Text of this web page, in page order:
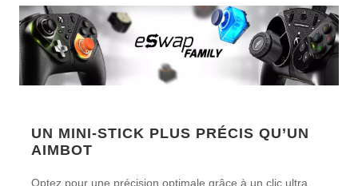
UN MINI-STICK PLUS PRÉCIS QU’UN
AIMBOT
Optez pour une précision optimale grâce à un clic ultra